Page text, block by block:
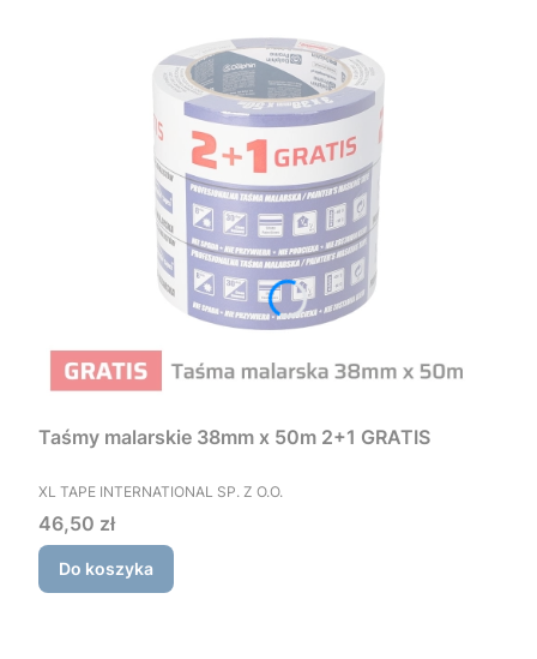
Taśmy malarskie 38mm x 50m 2+1 GRATIS
PRODUCENT
XL TAPE INTERNATIONAL SP. Z O.O.
Cena
46,50 zł
Do koszyka